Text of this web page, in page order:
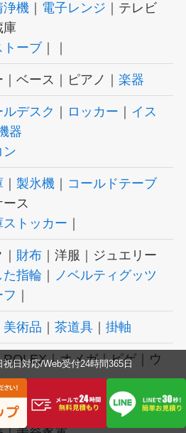
浄機 電子レンジ ｜テレビ
庫
トーブ
｜ベース｜ピアノ｜楽器
デスク ロッカー
イス
器
ン
製氷機
コールドテーブ
ース
ストッカー
財布 ｜洋服｜ジュエリー
た指輪
ノベルティグッツ
フ
美術品 ｜茶道具 ｜掛軸
ROLEX｜オメガ｜ピゲ｜ウ
｜脱毛器｜EMS
日対応/Web受付24時間365日